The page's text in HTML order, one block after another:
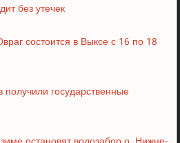
без утечек
состоится в Выксе с 16 по 18
государственные